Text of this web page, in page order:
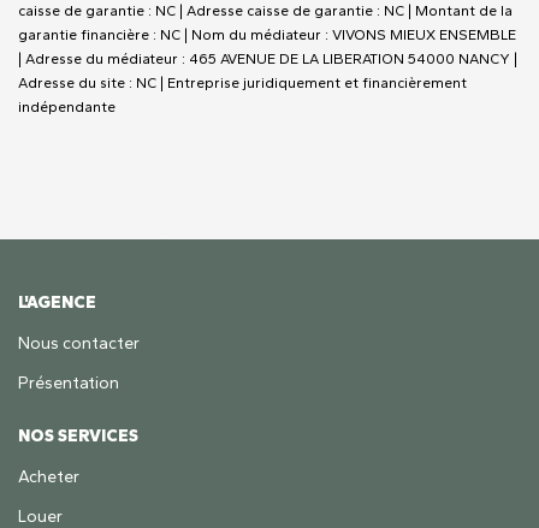
caisse de garantie : NC | Adresse caisse de garantie : NC | Montant de la
garantie financière : NC | Nom du médiateur : VIVONS MIEUX ENSEMBLE
| Adresse du médiateur : 465 AVENUE DE LA LIBERATION 54000 NANCY |
Adresse du site : NC | Entreprise juridiquement et financièrement
indépendante
L'AGENCE
Nous contacter
Présentation
NOS SERVICES
Acheter
Louer